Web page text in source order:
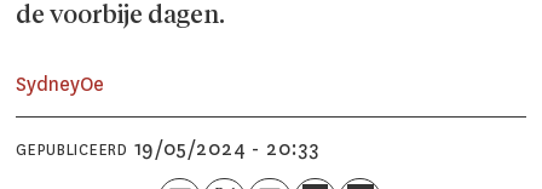
de voorbije dagen.
SydneyOe
GEPUBLICEERD 19/05/2024 - 20:33